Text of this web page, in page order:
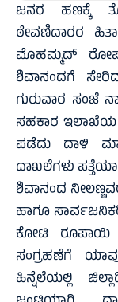
ಜನರ ಹಣಕ್ಕೆ
ಠೇವಣಿದಾರರ
ಮೊಹಮ್ಮದ್
ಶಿವಾನಂದಗೆ
ಗುರುವಾರ ಸಂಜೆ
ಸಹಕಾರ ಇಲಾಖೆಯ
ಪಡೆದು ದಾಳಿ
ದಾಖಲೆಗಳು
ಶಿವಾನಂದ
ಹಾಗೂ
ಕೋಟಿ ರೂಪಾಯಿ
ಸಂಗ್ರಹಣೆಗೆ
ಹಿನ್ನೆಲೆಯಲ್ಲಿ